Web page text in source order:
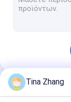
Γυαλί
Οι Κατηγορίες
Tina Zhang